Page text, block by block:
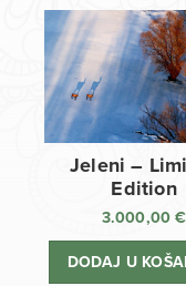
Jeleni –
Edition
3.000,00€
DODAJ U